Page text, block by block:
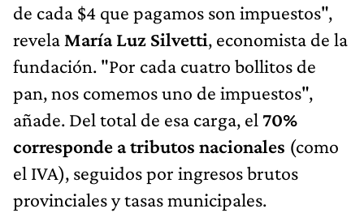
de cada $4 que pagamos son impuestos",
revela María Luz Silvetti, economista de la
fundación. "Por cada cuatro bollitos de
pan, nos comemos uno de impuestos",
añade. Del total de esa carga, el 70%
corresponde a tributos nacionales (como
el IVA), seguidos por ingresos brutos
provinciales y tasas municipales.